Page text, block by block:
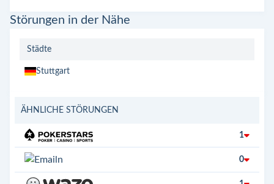
Störungen in der Nähe
Städte
Stuttgart
ÄHNLICHE STÖRUNGEN
1
0